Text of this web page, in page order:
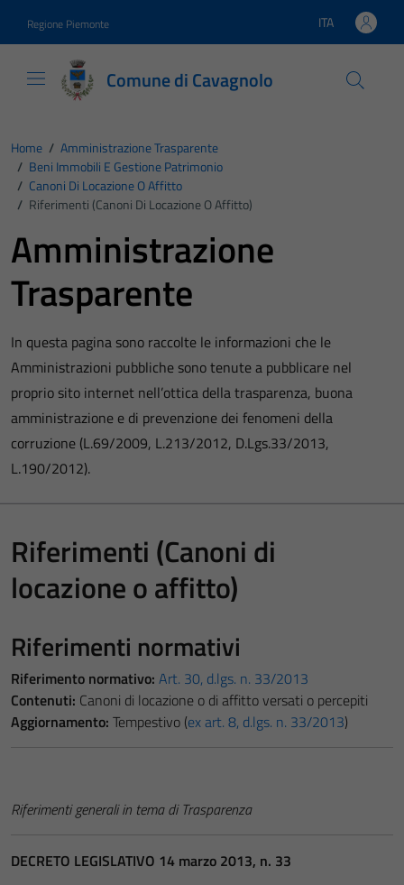
Regione Piemonte Lingua attiva:
ITA
Comune di Cavagnolo
Home / Amministrazione Trasparente
/ Beni Immobili E Gestione Patrimonio
/ Canoni Di Locazione O Affitto
/ Riferimenti (Canoni Di Locazione O Affitto)
Amministrazione
Trasparente
In questa pagina sono raccolte le informazioni che le
Amministrazioni pubbliche sono tenute a pubblicare nel
proprio sito internet nell’ottica della trasparenza, buona
amministrazione e di prevenzione dei fenomeni della
corruzione (L.69/2009, L.213/2012, D.Lgs.33/2013,
L.190/2012).
Riferimenti (Canoni di
locazione o affitto)
Riferimenti normativi
Riferimento normativo: Art. 30, d.lgs. n. 33/2013
Contenuti: Canoni di locazione o di affitto versati o percepiti
Aggiornamento: Tempestivo (ex art. 8, d.lgs. n. 33/2013)
Riferimenti generali in tema di Trasparenza
DECRETO LEGISLATIVO 14 marzo 2013, n. 33